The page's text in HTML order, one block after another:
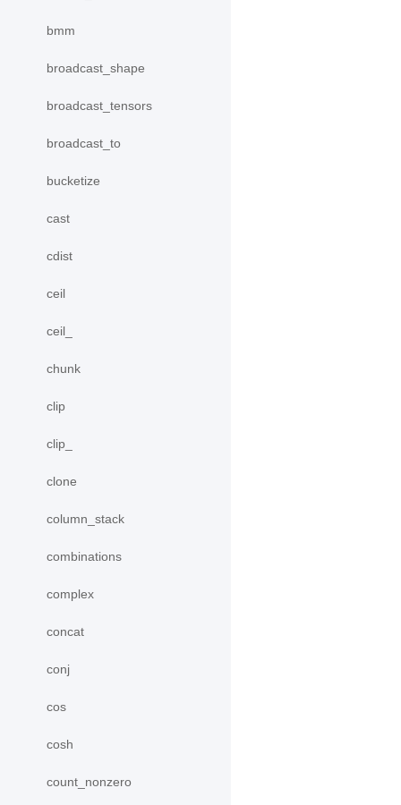
bmm
broadcast_shape
broadcast_tensors
broadcast_to
bucketize
cast
cdist
ceil
ceil_
chunk
clip
clip_
clone
column_stack
combinations
complex
concat
conj
cos
cosh
count_nonzero